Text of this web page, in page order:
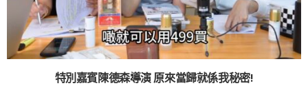
特別嘉賓陳德森導演 原來當歸就係我秘密!